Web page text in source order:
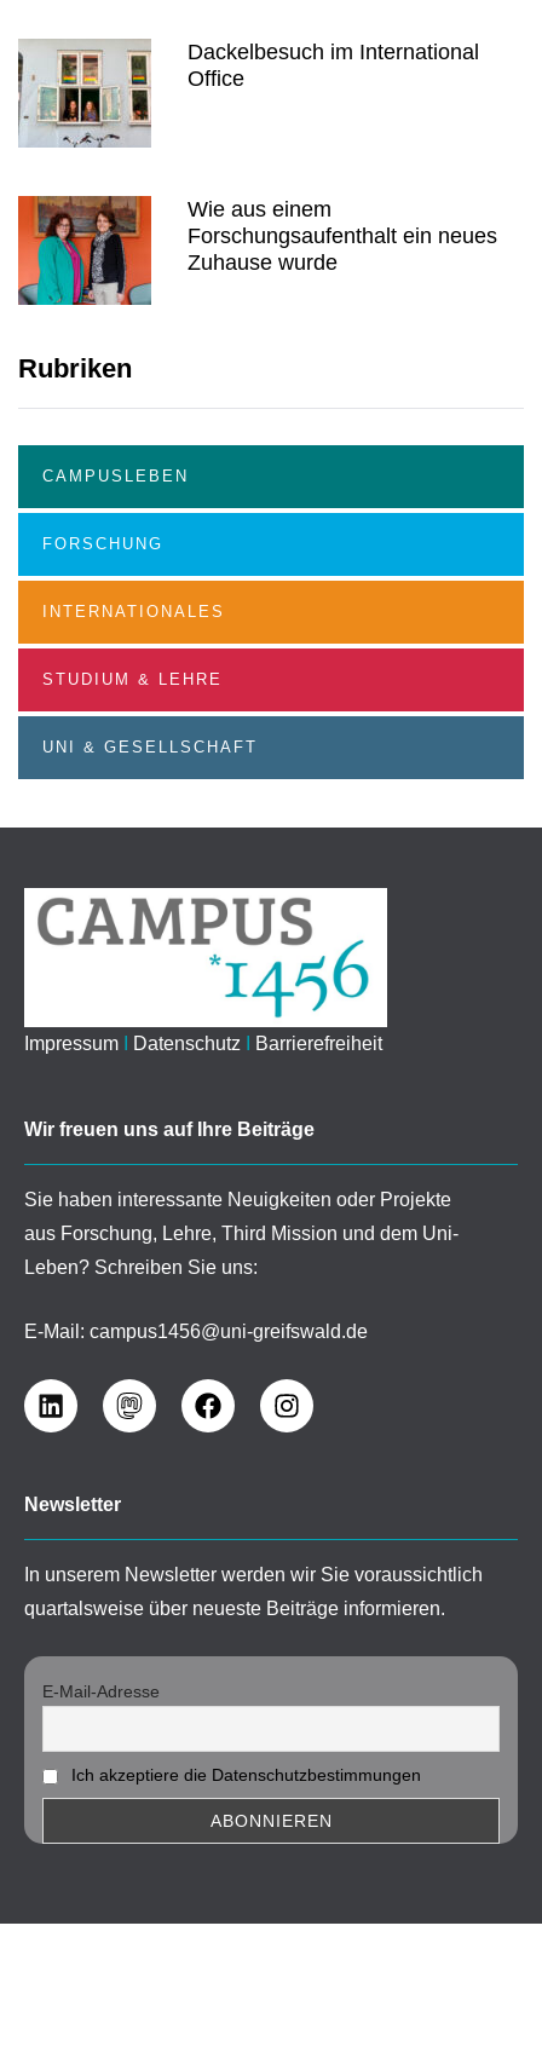
Dackelbesuch im International
Office
Wie aus einem
Forschungsaufenthalt ein neues
Zuhause wurde
Rubriken
CAMPUSLEBEN
FORSCHUNG
INTERNATIONALES
STUDIUM & LEHRE
UNI & GESELLSCHAFT
Impressum Datenschutz Barrierefreiheit
Wir freuen uns auf Ihre Beiträge
Sie haben interessante Neuigkeiten oder Projekte
aus Forschung, Lehre, Third Mission und dem Uni-
Leben? Schreiben Sie uns:
E-Mail: campus1456@uni-greifswald.de
Newsletter
In unserem Newsletter werden wir Sie voraussichtlich
quartalsweise über neueste Beiträge informieren.
E-Mail-Adresse
Ich akzeptiere die Datenschutzbestimmungen